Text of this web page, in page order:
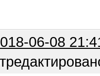
06-08